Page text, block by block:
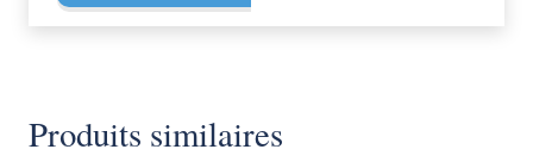
Produits similaires